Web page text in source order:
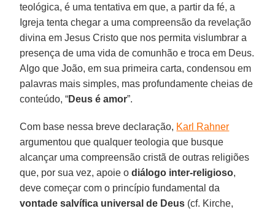
teológica, é uma tentativa em que, a partir da fé, a
Igreja tenta chegar a uma compreensão da revelação
divina em Jesus Cristo que nos permita vislumbrar a
presença de uma vida de comunhão e troca em Deus.
Algo que João, em sua primeira carta, condensou em
palavras mais simples, mas profundamente cheias de
conteúdo, “Deus é amor”.
Com base nessa breve declaração, Karl Rahner
argumentou que qualquer teologia que busque
alcançar uma compreensão cristã de outras religiões
que, por sua vez, apoie odiálogo inter-religioso,
deve começar com o princípio fundamental da
vontade salvífica universal de Deus (cf. Kirche,